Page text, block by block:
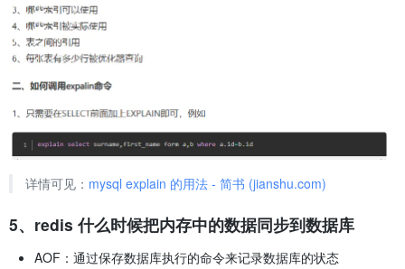
详情可见： mysql explain 的用法 - 简书 (jianshu.com)
5、redis 什么时候把内存中的数据同步到数据库
AOF：通过保存数据库执行的命令来记录数据库的状态